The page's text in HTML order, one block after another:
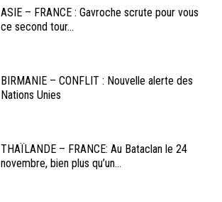
ASIE – FRANCE : Gavroche scrute pour vous
ce second tour...
BIRMANIE – CONFLIT : Nouvelle alerte des
Nations Unies
THAÏLANDE – FRANCE: Au Bataclan le 24
novembre, bien plus qu’un...